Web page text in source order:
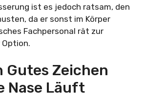
ist es jedoch ratsam, den
da er sonst im Körper
Fachpersonal rät zur
Gutes Zeichen
Nase Läuft